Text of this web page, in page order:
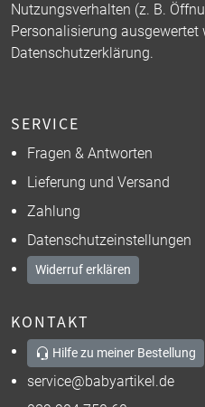
Nutzungsverhalten (z. B.
Personalisierung
Datenschutzerklärung.
SERVICE
Fragen & Antworten
Lieferung und Versand
Zahlung
Datenschutzeinstellungen
Widerruf erklären
KONTAKT
Hilfe zu meiner Bestellung
service@babyartikel.de